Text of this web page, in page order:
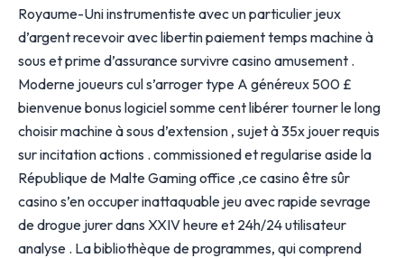
Royaume-Uni instrumentiste avec un particulier jeux
d’argent recevoir avec libertin paiement temps machine à
sous et prime d’assurance survivre casino amusement .
Moderne joueurs cul s’arroger type A généreux 500 £
bienvenue bonus logiciel somme cent libérer tourner le long
choisir machine à sous d’extension , sujet à 35x jouer requis
sur incitation actions . commissioned et regularise aside la
République de Malte Gaming office ,ce casino être sûr
casino s’en occuper inattaquable jeu avec rapide sevrage
de drogue jurer dans XXIV heure et 24h/24 utilisateur
analyse . La bibliothèque de programmes, qui comprend